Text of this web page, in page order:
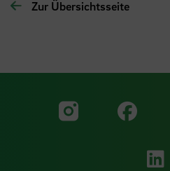
Zur Übersichtsseite
Zu